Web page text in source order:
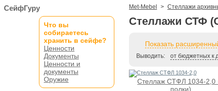
СейфГуру
Что вы
собираетесь
хранить в сейфе?
Ценности
Документы
Ценности и
документы
Оружие
Met-Mebel > Стеллажи
Стеллажи СТФ
Показать
Выводить: от бюджетных к
Стеллаж СТФЛ 1034-2,0
полки)
Спецпредложение
Стеллаж
полок
перф.
7
832
7 832 р.